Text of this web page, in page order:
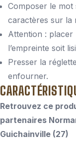
Composer le mot
caractères sur la
Attention : placer
l’empreinte soit
Presser la
enfourner.
Retrouvez ce
partenaires
Guichainville (27)